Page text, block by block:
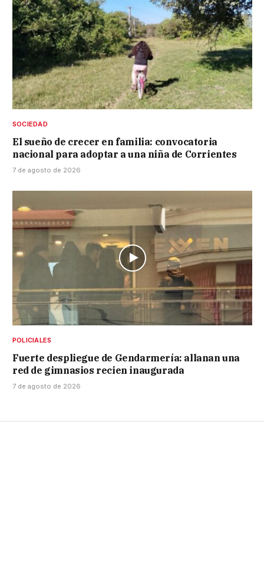
SOCIEDAD
El sueño de crecer en familia: convocatoria
nacional para adoptar a una niña de Corrientes
7 de agosto de 2026
POLICIALES
Fuerte despliegue de Gendarmería: allanan una
red de gimnasios recien inaugurada
7 de agosto de 2026